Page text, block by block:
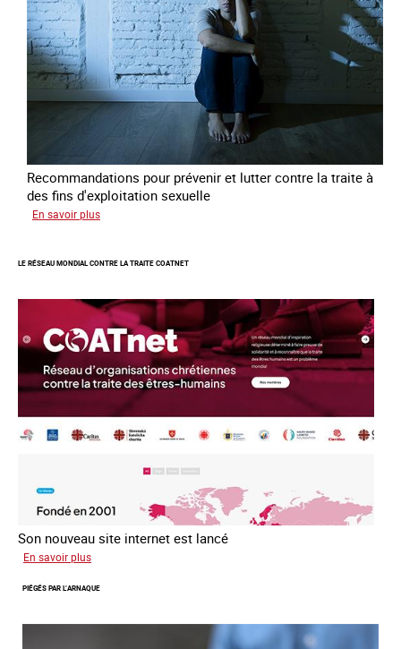
errance
Recommandations pour prévenir et lutter contre la traite à
des fins d'exploitation sexuelle
En savoir plus
après
loi
du
13
avril
2016
LE RÉSEAU MONDIAL CONTRE LA TRAITE COATNET
Son nouveau site internet est lancé
En savoir plus
réseau
contre
PIÉGÉS PAR L’ARNAQUE